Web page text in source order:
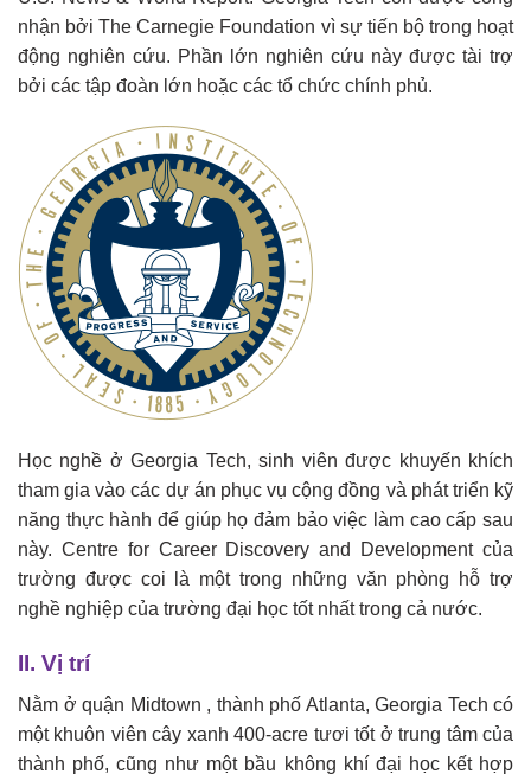
nhận bởi The Carnegie Foundation vì sự tiến bộ trong hoạt
động nghiên cứu. Phần lớn nghiên cứu này được tài trợ
bởi các tập đoàn lớn hoặc các tổ chức chính phủ.
Học nghề ở Georgia Tech, sinh viên được khuyến khích
tham gia vào các dự án phục vụ cộng đồng và phát triển kỹ
năng thực hành để giúp họ đảm bảo việc làm cao cấp sau
này. Centre for Career Discovery and Development của
trường được coi là một trong những văn phòng hỗ trợ
nghề nghiệp của trường đại học tốt nhất trong cả nước.
II. Vị trí
Nằm ở quận Midtown , thành phố Atlanta, Georgia Tech có
một khuôn viên cây xanh 400-acre tươi tốt ở trung tâm của
thành phố, cũng như một bầu không khí đại học kết hợp